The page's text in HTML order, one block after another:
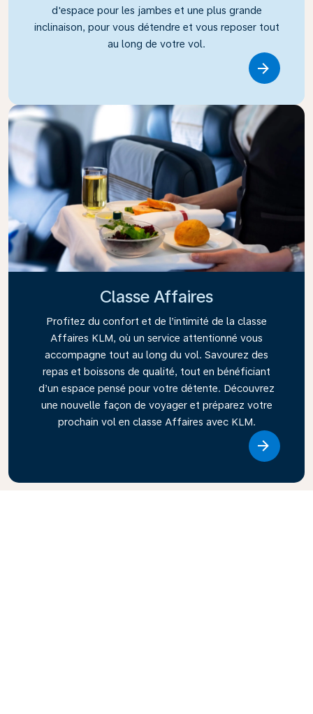
d'espace pour les jambes et une plus grande
inclinaison, pour vous détendre et vous reposer tout
au long de votre vol.
Classe Affaires
Profitez du confort et de l’intimité de la classe
Affaires KLM, où un service attentionné vous
accompagne tout au long du vol. Savourez des
repas et boissons de qualité, tout en bénéficiant
d’un espace pensé pour votre détente. Découvrez
une nouvelle façon de voyager et préparez votre
prochain vol en classe Affaires avec KLM.